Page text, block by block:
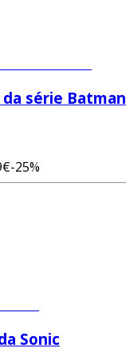
série Batman
-25%
Sonic